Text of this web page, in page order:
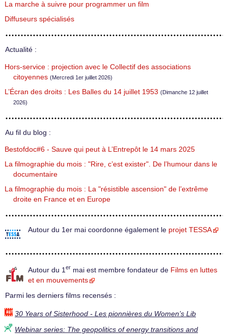
La marche à suivre pour programmer un film
Diffuseurs spécialisés
Actualité :
Hors-service : projection avec le Collectif des associations
citoyennes (Mercredi 1er juillet 2026)
L’Écran des droits : Les Balles du 14 juillet 1953 (Dimanche 12 juillet
2026)
Au fil du blog :
Bestofdoc#6 - Sauve qui peut à L’Entrepôt le 14 mars 2025
La filmographie du mois : "Rire, c’est exister". De l’humour dans le
documentaire
La filmographie du mois : La "résistible ascension" de l’extrême
droite en France et en Europe
Autour du 1er mai coordonne également le projet TESSA
Autour du 1 er mai est membre fondateur de Films en luttes
et en mouvements
Parmi les derniers films recensés :
30 Years of Sisterhood - Les pionnières du Women’s Lib
Webinar series: The geopolitics of energy transitions and